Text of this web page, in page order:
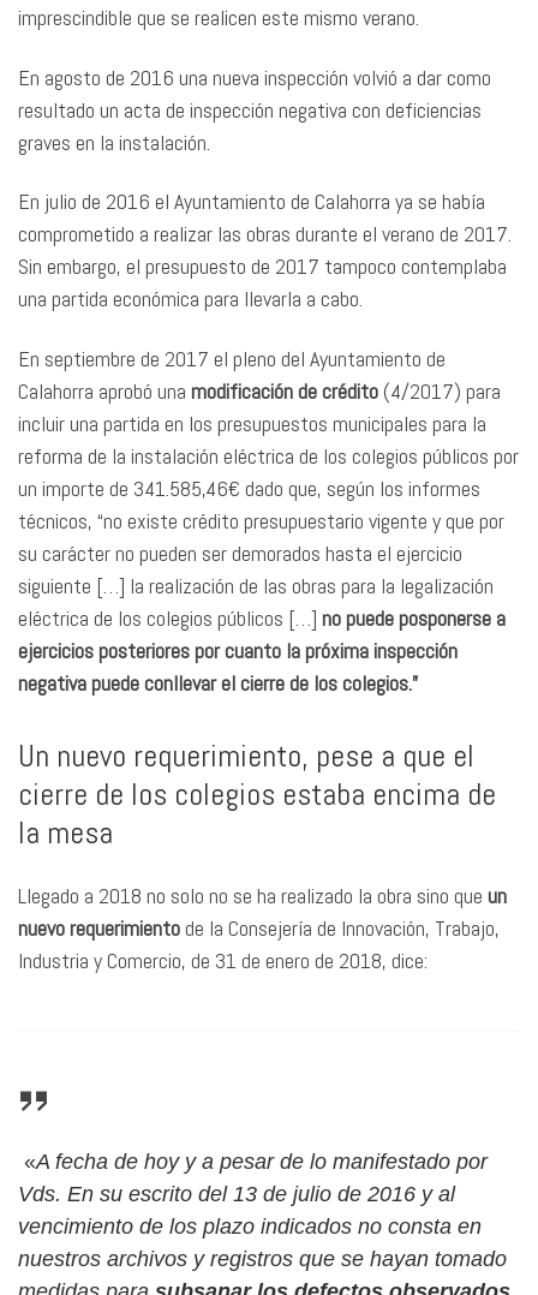
imprescindible que se realicen este mismo verano.
En agosto de 2016 una nueva inspección volvió a dar como
resultado un acta de inspección negativa con deficiencias
graves en la instalación.
En julio de 2016 el Ayuntamiento de Calahorra ya se había
comprometido a realizar las obras durante el verano de 2017.
Sin embargo, el presupuesto de 2017 tampoco contemplaba
una partida económica para llevarla a cabo.
En septiembre de 2017 el pleno del Ayuntamiento de
Calahorra aprobó una modificación de crédito (4/2017) para
incluir una partida en los presupuestos municipales para la
reforma de la instalación eléctrica de los colegios públicos por
un importe de 341.585,46€ dado que, según los informes
técnicos, “no existe crédito presupuestario vigente y que por
su carácter no pueden ser demorados hasta el ejercicio
siguiente […] la realización de las obras para la legalización
eléctrica de los colegios públicos […] no puede posponerse a
ejercicios posteriores por cuanto la próxima inspección
negativa puede conllevar el cierre de los colegios.”
Un nuevo requerimiento, pese a que el
cierre de los colegios estaba encima de
la mesa
Llegado a 2018 no solo no se ha realizado la obra sino que un
nuevo requerimientode la Consejería de Innovación, Trabajo,
Industria y Comercio, de 31 de enero de 2018, dice:
«A fecha de hoy y a pesar de lo manifestado por
Vds. En su escrito del 13 de julio de 2016 y al
vencimiento de los plazo indicados no consta en
nuestros archivos y registros que se hayan tomado